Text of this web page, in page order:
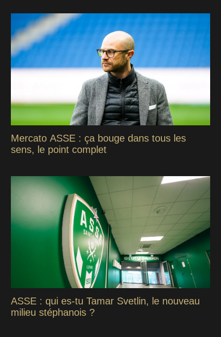
Mercato ASSE : ça bouge dans tous les
sens, le point complet
ASSE : qui es-tu Tamar Svetlin, le nouveau
milieu stéphanois ?